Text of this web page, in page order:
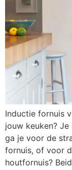
Inductie fornuis
jouw keuken?
ga je voor de
fornuis, of voor
houtfornuis?